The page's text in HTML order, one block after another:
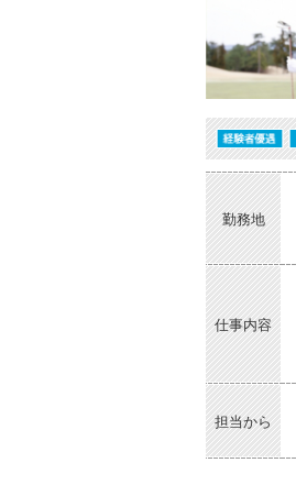
勤務地
仕事内容
担当から